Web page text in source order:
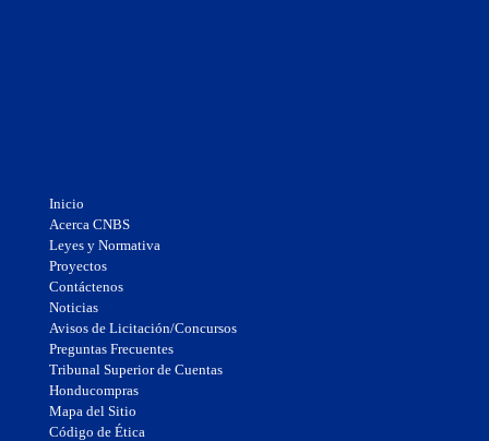
Inicio
Acerca CNBS
Leyes y Normativa
Proyectos
Contáctenos
Noticias
Avisos de Licitación/Concursos
Preguntas Frecuentes
Tribunal Superior de Cuentas
Honducompras
Mapa del Sitio
Código de Ética